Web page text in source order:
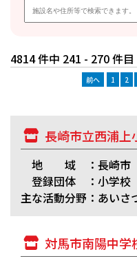
4814 件中 241 - 270 件目
前へ 1 2
長崎市立西浦上
地 域 ：長崎市
登録団体 ：小学校
主な活動分野：あいさ
対馬市南陽中学